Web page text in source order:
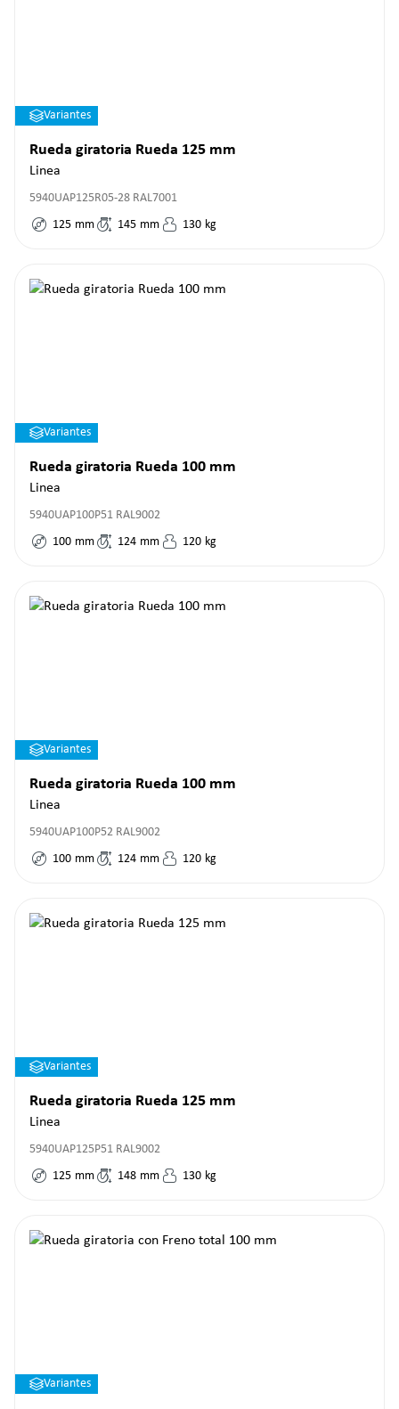
Variantes
Rueda giratoria Rueda 125 mm
Linea
5940UAP125R05-28 RAL7001
125 mm 145 mm 130 kg
Variantes
Rueda giratoria Rueda 100 mm
Linea
5940UAP100P51 RAL9002
100 mm 124 mm 120 kg
Variantes
Rueda giratoria Rueda 100 mm
Linea
5940UAP100P52 RAL9002
100 mm 124 mm 120 kg
Variantes
Rueda giratoria Rueda 125 mm
Linea
5940UAP125P51 RAL9002
125 mm 148 mm 130 kg
Variantes